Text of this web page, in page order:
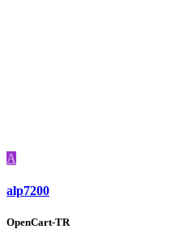
A
alp7200
OpenCart-TR